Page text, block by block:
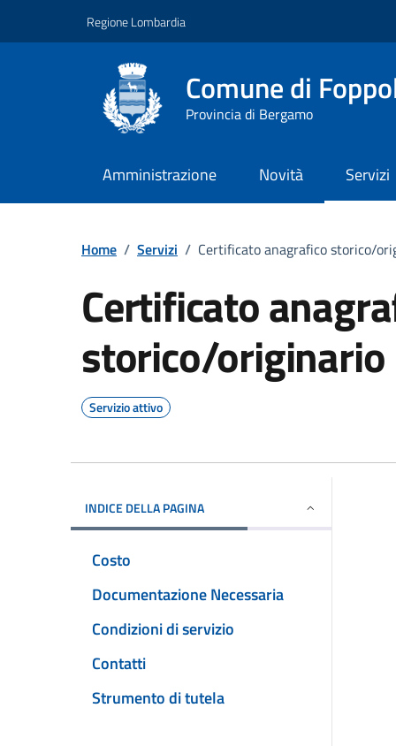
Regione Lombardia
Comune di
Provincia di Bergamo
Amministrazione Novità Servizi
Home / Servizi / Certificato anagrafico storico/
Certificato
storico/originario
Servizio attivo
INDICE DELLA PAGINA
Costo
Documentazione Necessaria
Condizioni di servizio
Contatti
Strumento di tutela